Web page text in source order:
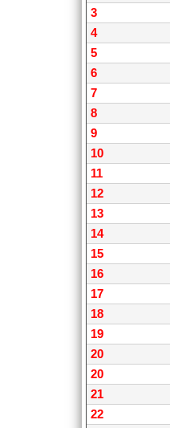
3
4
5
6
7
8
9
10
11
12
13
14
15
16
17
18
19
20
20
21
22